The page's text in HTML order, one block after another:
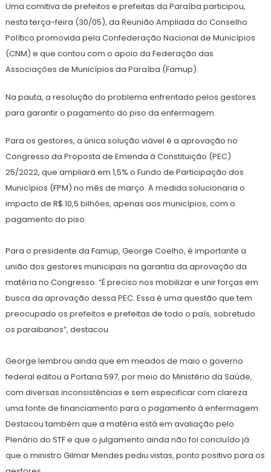
Uma comitiva de prefeitos e prefeitas da Paraíba participou,
nesta terça-feira (30/05), da Reunião Ampliada do Conselho
Político promovida pela Confederação Nacional de Municípios
(CNM) e que contou com o apoio da Federação das
Associações de Municípios da Paraíba (Famup).
Na pauta, a resolução do problema enfrentado pelos gestores
para garantir o pagamento do piso da enfermagem.
Para os gestores, a única solução viável é a aprovação no
Congresso da Proposta de Emenda à Constituição (PEC)
25/2022, que ampliará em 1,5% o Fundo de Participação dos
Municípios (FPM) no mês de março. A medida solucionaria o
impacto de R$ 10,5 bilhões, apenas aos municípios, com o
pagamento do piso.
Para o presidente da Famup, George Coelho, é importante a
união dos gestores municipais na garantia da aprovação da
matéria no Congresso. “É preciso nos mobilizar e unir forças em
busca da aprovação dessa PEC. Essa é uma questão que tem
preocupado os prefeitos e prefeitas de todo o país, sobretudo
os paraibanos”, destacou.
George lembrou ainda que em meados de maio o governo
federal editou a Portaria 597, por meio do Ministério da Saúde,
com diversas inconsistências e sem especificar com clareza
uma fonte de financiamento para o pagamento à enfermagem.
Destacou também que a matéria está em avaliação pelo
Plenário do STF e que o julgamento ainda não foi concluído já
que o ministro Gilmar Mendes pediu vistas, ponto positivo para os